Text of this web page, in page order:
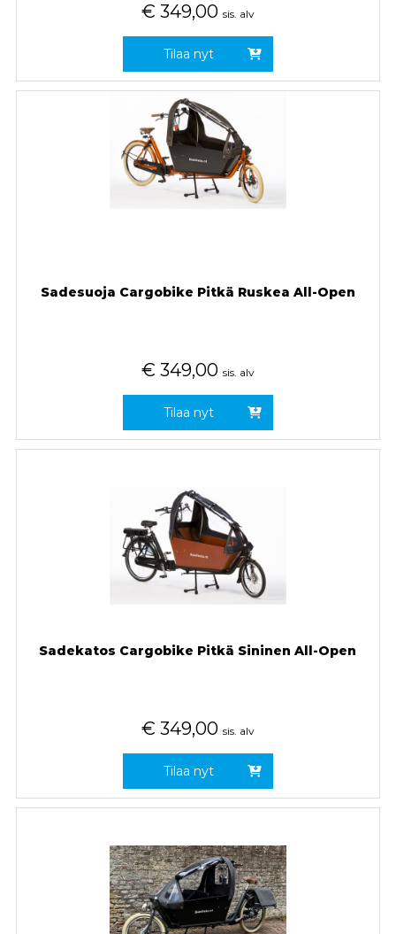
€ 349,00 sis. alv
Tilaa nyt
Sadesuoja Cargobike Pitkä Ruskea All-Open
€ 349,00 sis. alv
Tilaa nyt
Sadekatos Cargobike Pitkä Sininen All-Open
€ 349,00 sis. alv
Tilaa nyt